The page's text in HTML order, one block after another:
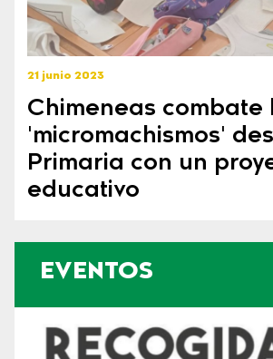
21 junio 2023
Chimeneas combate
'micromachismos'
Primaria con un
educativo
EVENTOS